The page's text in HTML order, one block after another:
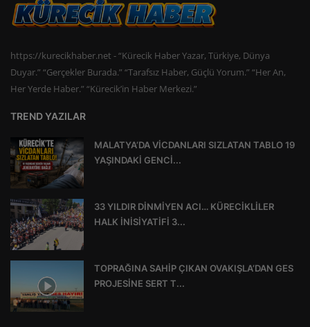
https://kurecikhaber.net - “Kürecik Haber Yazar, Türkiye, Dünya
Duyar.” “Gerçekler Burada.” “Tarafsız Haber, Güçlü Yorum.” “Her An,
Her Yerde Haber.” “Kürecik’in Haber Merkezi.”
TREND YAZILAR
MALATYA’DA VİCDANLARI SIZLATAN TABLO 19
YAŞINDAKİ GENCİ...
33 YILDIR DİNMİYEN ACI… KÜRECİKLİLER
HALK İNİSİYATİFİ 3...
TOPRAĞINA SAHİP ÇIKAN OVAKIŞLA’DAN GES
PROJESİNE SERT T...